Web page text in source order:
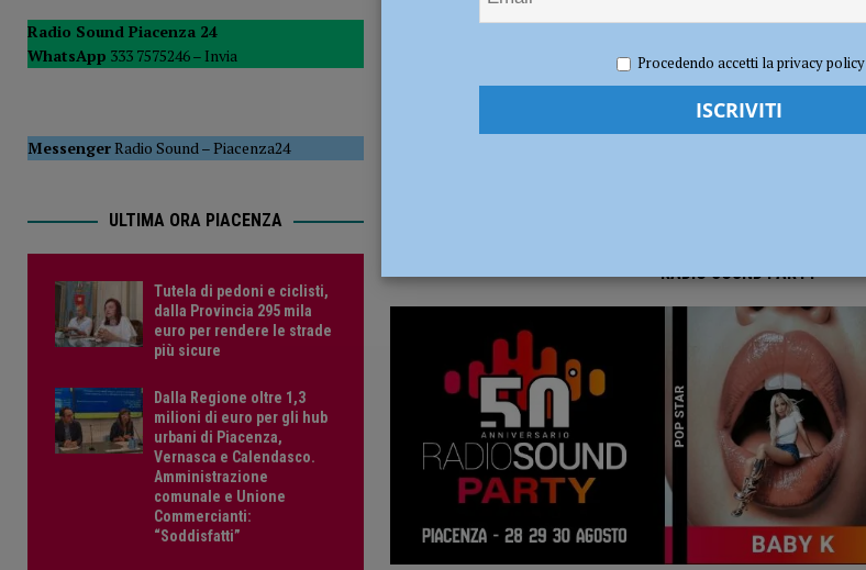
del Consiglio POLITICA
[ 5 Agosto 2026 ] Tutela di pedoni e ciclisti, dalla Provincia 295 mila euro per rendere le strade più sicure ATTUALITÀ
RADIO SOUND PARTY
Radio Sound Piacenza 24
WhatsApp 333 7575246 – Invia
MessengerRadio Sound–Piacenza24
ULTIMA ORA PIACENZA
Tutela di pedoni e ciclisti,
dalla Provincia 295 mila
euro per rendere le strade
più sicure
Dalla Regione oltre 1,3
milioni di euro per gli hub
urbani di Piacenza,
Vernasca e Calendasco.
Amministrazione
comunale e Unione
Commercianti:
“Soddisfatti”
Procedendo accetti la privacy policy